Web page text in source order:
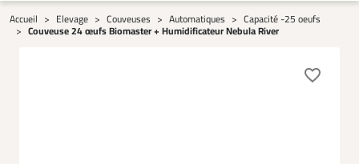
Accueil Elevage Couveuses Automatiques Capacité -25 oeufs
Couveuse 24 œufs Biomaster + Humidificateur Nebula River
favorite_border